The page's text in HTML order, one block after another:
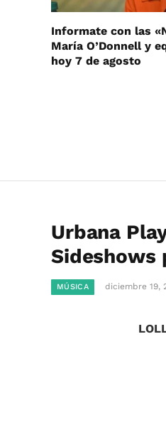
Informate con las
María O’Donnell y
hoy 7 de agosto
Urbana
Sideshows
MÚSICA diciembre 19,